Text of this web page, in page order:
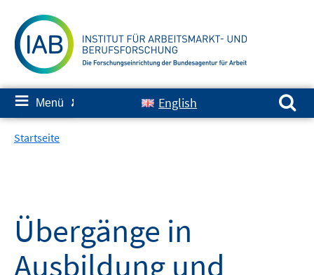
zum
Inhalt
≡ Menü ✘ English
Suchen nach:
Startseite
Übergänge in
Ausbildung und